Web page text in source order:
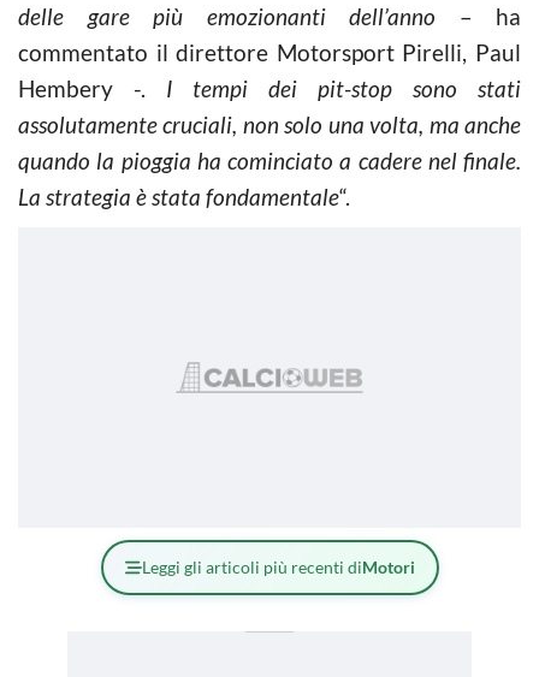
delle gare più emozionanti dell’anno – ha
commentato il direttore Motorsport Pirelli, Paul
Hembery -. I tempi dei pit-stop sono stati
assolutamente cruciali, non solo una volta, ma anche
quando la pioggia ha cominciato a cadere nel finale.
La strategia è stata fondamentale“.
Leggi gli articoli più recenti diMotori